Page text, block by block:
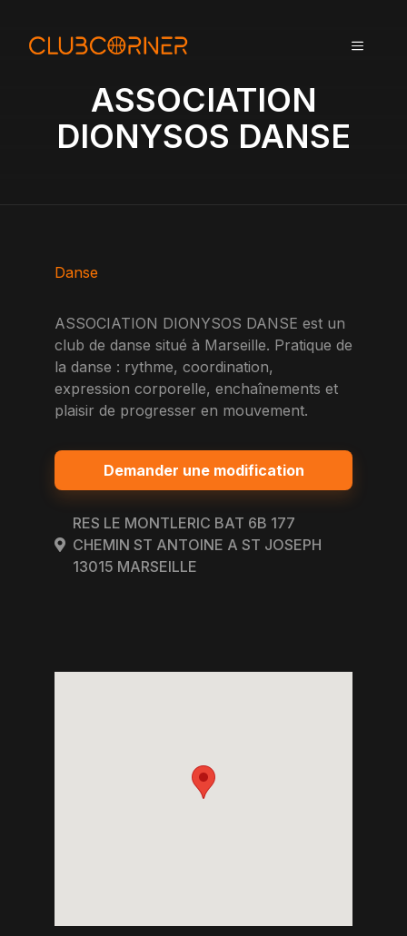
MENU
ASSOCIATION
DIONYSOS DANSE
Danse
ASSOCIATION DIONYSOS DANSE est un
club de danse situé à Marseille. Pratique de
la danse : rythme, coordination,
expression corporelle, enchaînements et
plaisir de progresser en mouvement.
Demander une modification
RES LE MONTLERIC BAT 6B 177
CHEMIN ST ANTOINE A ST JOSEPH
13015 MARSEILLE